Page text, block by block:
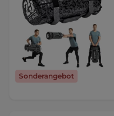
Sonderangebot